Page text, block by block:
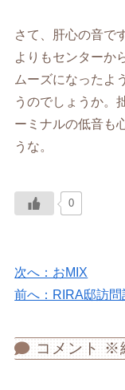
さて、肝心の音で
よりもセンターか
ムーズになったよ
うのでしょうか。
ーミナルの低音も
うな。
0
次へ：おMIX
前へ：RIRA邸訪問
コメント ※